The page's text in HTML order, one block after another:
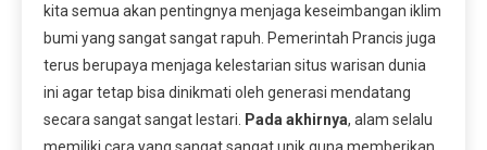
kita semua akan pentingnya menjaga keseimbangan iklim
bumi yang sangat sangat rapuh. Pemerintah Prancis juga
terus berupaya menjaga kelestarian situs warisan dunia
ini agar tetap bisa dinikmati oleh generasi mendatang
secara sangat sangat lestari.
Pada akhirnya, alam selalu